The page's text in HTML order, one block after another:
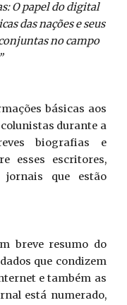
O papel do digital
das nações e seus
no campo
básicas aos
durante a
biografias e
esses escritores,
que estão
breve resumo do
que condizem
e também as
está numerado,